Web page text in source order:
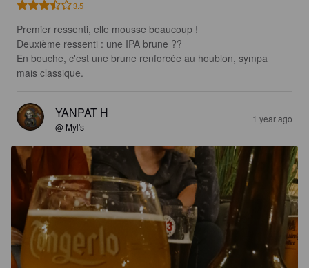
3.5
Premier ressenti, elle mousse beaucoup !
Deuxième ressenti : une IPA brune ??
En bouche, c'est une brune renforcée au houblon, sympa
mais classique.
YANPAT H
@ Myl's
1 year ago